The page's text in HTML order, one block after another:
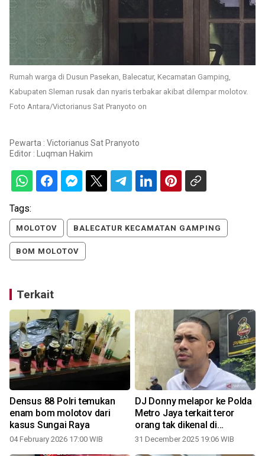
Rumah warga di Dusun Pasekan, Balecatur, Kecamatan Gamping,
Kabupaten Sleman rusak dan nyaris terbakar akibat dilempar molotov.
Foto Antara/Victorianus Sat Pranyoto on
Pewarta : Victorianus Sat Pranyoto
Editor : Luqman Hakim
Tags:
MOLOTOV BALECATUR KECAMATAN GAMPING
BOM MOLOTOV
Terkait
Densus 88 Polri temukan
enam bom molotov dari
kasus Sungai Raya
04 February 2026 17:00 WIB
DJ Donny melapor ke Polda
Metro Jaya terkait teror
orang tak dikenal di
rumahnya
31 December 2025 19:06 WIB